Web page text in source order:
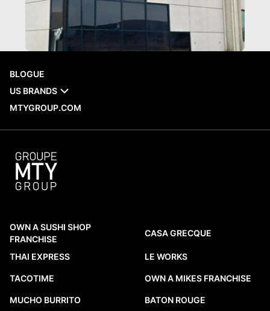
BLOGUE
US BRANDS
MTYGROUP.COM
OWN A SUSHI SHOP
FRANCHISE
THAI EXPRESS
TACOTIME
MUCHO BURRITO
CASA GRECQUE
LE WORKS
OWN A MIKES FRANCHISE
BATON ROUGE